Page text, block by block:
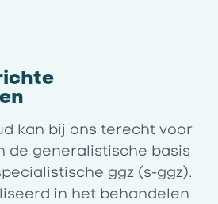
kan bij ons terecht voor
de generalistische basis
ggz (s-ggz).
in het behandelen